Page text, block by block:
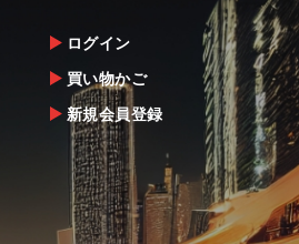
ログイン
買い物かご
新規会員登録